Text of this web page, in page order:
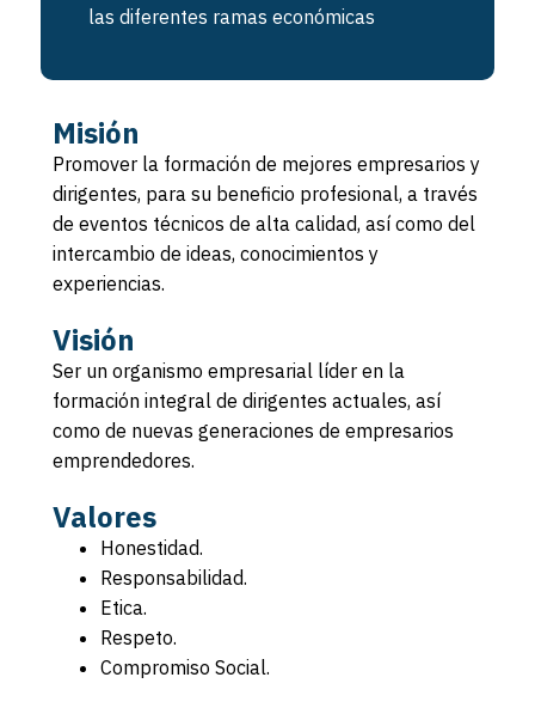
las diferentes ramas económicas
Misión
Promover la formación de mejores empresarios y
dirigentes, para su beneficio profesional, a través
de eventos técnicos de alta calidad, así como del
intercambio de ideas, conocimientos y
experiencias.
Visión
Ser un organismo empresarial líder en la
formación integral de dirigentes actuales, así
como de nuevas generaciones de empresarios
emprendedores.
Valores
Honestidad.
Responsabilidad.
Etica.
Respeto.
Compromiso Social.